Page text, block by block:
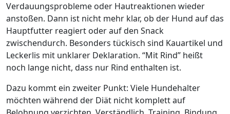
Verdauungsprobleme oder Hautreaktionen wieder
anstoßen. Dann ist nicht mehr klar, ob der Hund auf das
Hauptfutter reagiert oder auf den Snack
zwischendurch. Besonders tückisch sind Kauartikel und
Leckerlis mit unklarer Deklaration. “Mit Rind” heißt
noch lange nicht, dass nur Rind enthalten ist.
Dazu kommt ein zweiter Punkt: Viele Hundehalter
möchten während der Diät nicht komplett auf